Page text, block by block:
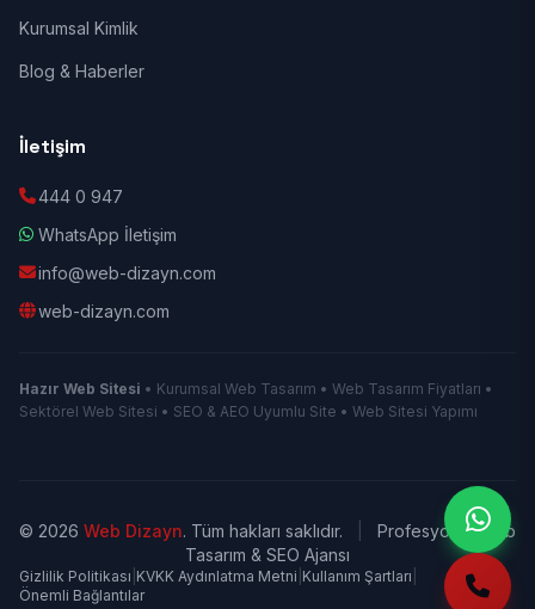
Kurumsal Kimlik
Blog & Haberler
İletişim
444 0 947
WhatsApp İletişim
info@web-dizayn.com
web-dizayn.com
Hazır Web Sitesi • Kurumsal Web Tasarım • Web Tasarım Fiyatları •
Sektörel Web Sitesi • SEO & AEO Uyumlu Site • Web Sitesi Yapımı
© 2026 Web Dizayn. Tüm hakları saklıdır.
Profesyonel Web
Tasarım & SEO Ajansı
Gizlilik Politikası KVKK Aydınlatma Metni Kullanım Şartları
Önemli Bağlantılar